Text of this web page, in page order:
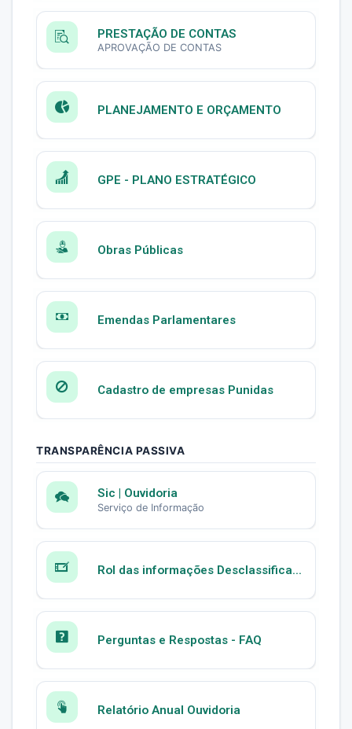
PRESTAÇÃO DE CONTAS
APROVAÇÃO DE CONTAS
PLANEJAMENTO E ORÇAMENTO
GPE - PLANO ESTRATÉGICO
Obras Públicas
Emendas Parlamentares
Cadastro de empresas Punidas
TRANSPARÊNCIA PASSIVA
Sic | Ouvidoria
Serviço de Informação
Rol das informações Desclassifica...
Perguntas e Respostas - FAQ
Relatório Anual Ouvidoria